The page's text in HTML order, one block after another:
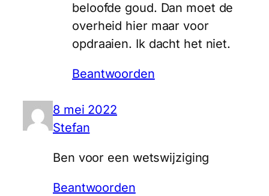
beloofde goud. Dan moet de
overheid hier maar voor
opdraaien. Ik dacht het niet.
Beantwoorden
8 mei 2022
Stefan
Ben voor een wetswijziging
Beantwoorden